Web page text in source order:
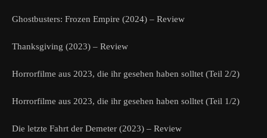
Ghostbusters: Frozen Empire (2024) – Review
Thanksgiving (2023) – Review
Horrorfilme aus 2023, die ihr gesehen haben solltet (Teil 2/2)
Horrorfilme aus 2023, die ihr gesehen haben solltet (Teil 1/2)
Die letzte Fahrt der Demeter (2023) – Review